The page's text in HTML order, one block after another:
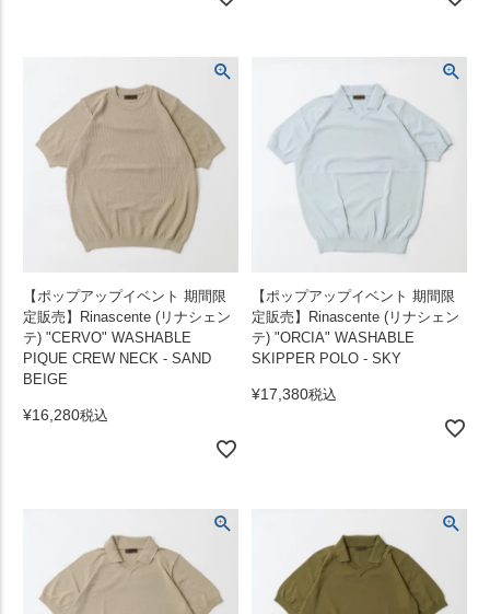
【ポップアップイベント 期間限
定販売】Rinascente (リナシェン
テ) "CERVO" WASHABLE
PIQUE CREW NECK - SAND
BEIGE
¥16,280税込
【ポップアップイベント 期間限
定販売】Rinascente (リナシェン
テ) "ORCIA" WASHABLE
SKIPPER POLO - SKY
¥17,380税込